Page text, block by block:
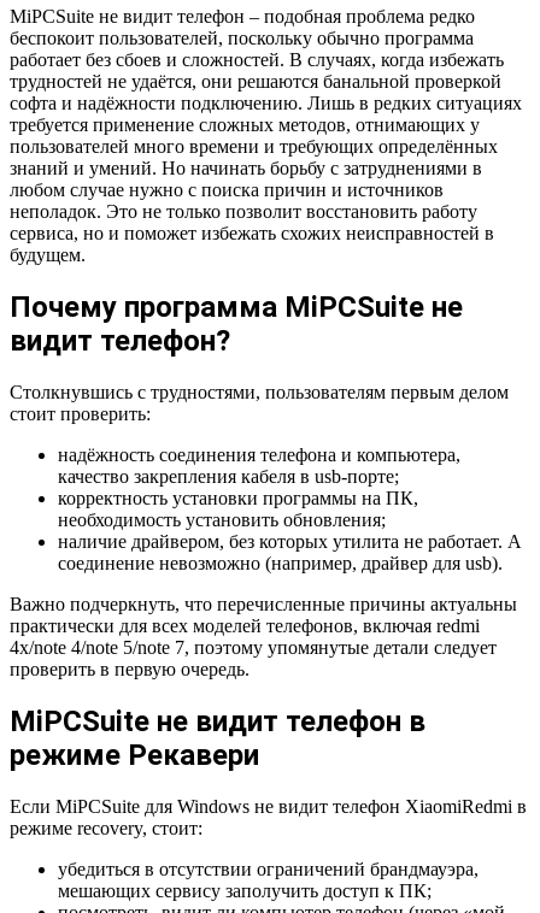
MiPCSuite не видит телефон – подобная проблема редко
беспокоит пользователей, поскольку обычно программа
работает без сбоев и сложностей. В случаях, когда избежать
трудностей не удаётся, они решаются банальной проверкой
софта и надёжности подключению. Лишь в редких ситуациях
требуется применение сложных методов, отнимающих у
пользователей много времени и требующих определённых
знаний и умений. Но начинать борьбу с затруднениями в
любом случае нужно с поиска причин и источников
неполадок. Это не только позволит восстановить работу
сервиса, но и поможет избежать схожих неисправностей в
будущем.
Почему программа MiPCSuite не
видит телефон?
Столкнувшись с трудностями, пользователям первым делом
стоит проверить:
надёжность соединения телефона и компьютера,
качество закрепления кабеля в usb-порте;
корректность установки программы на ПК,
необходимость установить обновления;
наличие драйвером, без которых утилита не работает. А
соединение невозможно (например, драйвер для usb).
Важно подчеркнуть, что перечисленные причины актуальны
практически для всех моделей телефонов, включая redmi
4x/note 4/note 5/note 7, поэтому упомянутые детали следует
проверить в первую очередь.
MiPCSuite не видит телефон в
режиме Рекавери
Если MiPCSuite для Windows не видит телефон XiaomiRedmi в
режиме recovery, стоит:
убедиться в отсутствии ограничений брандмауэра,
мешающих сервису заполучить доступ к ПК;